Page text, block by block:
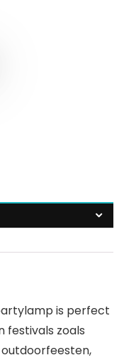
is perfect
festivals zoals